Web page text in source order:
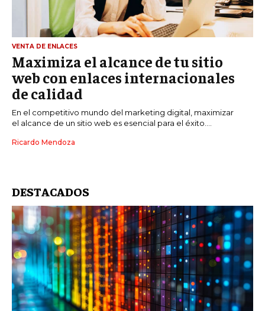
VENTA DE ENLACES
Maximiza el alcance de tu sitio
web con enlaces internacionales
de calidad
En el competitivo mundo del marketing digital, maximizar
el alcance de un sitio web es esencial para el éxito....
Ricardo Mendoza
DESTACADOS